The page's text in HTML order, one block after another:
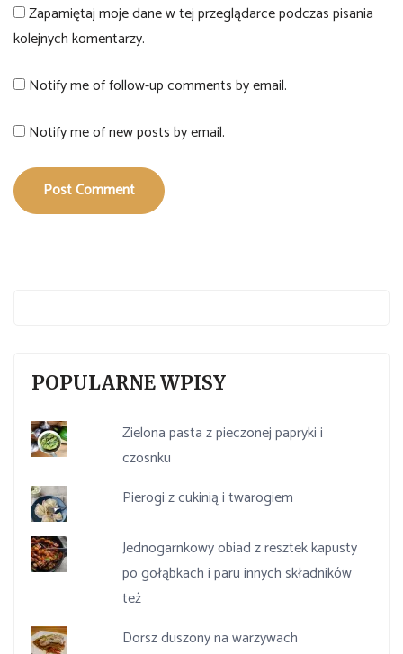
Zapamiętaj moje dane w tej przeglądarce podczas pisania
kolejnych komentarzy.
Notify me of follow-up comments by email.
Notify me of new posts by email.
Post Comment
POPULARNE WPISY
Zielona pasta z pieczonej papryki i
czosnku
Pierogi z cukinią i twarogiem
Jednogarnkowy obiad z resztek kapusty
po gołąbkach i paru innych składników
też
Dorsz duszony na warzywach